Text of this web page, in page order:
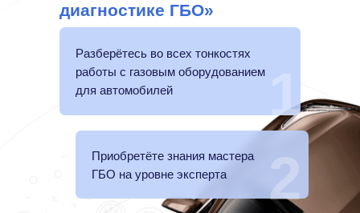
диагностике ГБО»
Разберётесь во всех тонкостях
работы с газовым оборудованием
для автомобилей
2
1
Приобретёте знания мастера
ГБО на уровне эксперта